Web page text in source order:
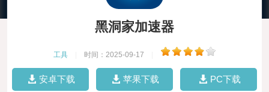
黑洞家加速器
工具 时间：2025-09-17
安卓下载 苹果下载 PC下载